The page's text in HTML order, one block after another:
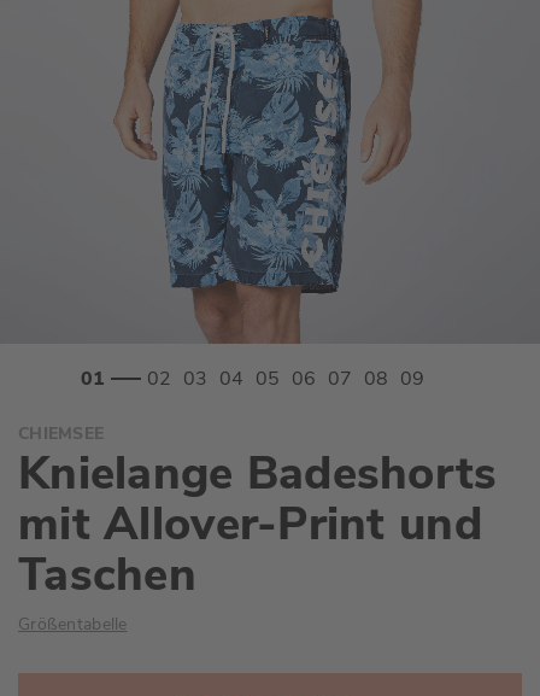
Anfang
der
Bildgalerie
springen
CHIEMSEE
Knielange Badeshorts
mit Allover-Print und
Taschen
Größentabelle